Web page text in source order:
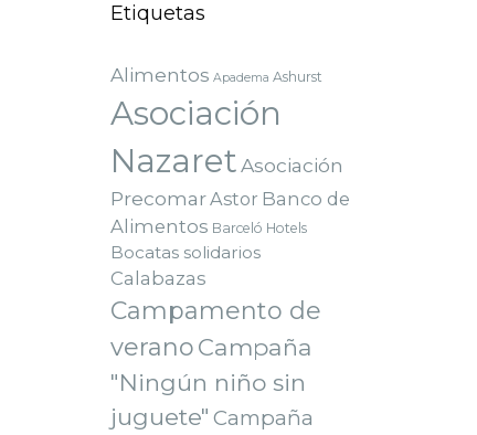
Etiquetas
Alimentos Apadema Ashurst
Asociación
NazaretAsociación
PrecomarAstor Banco de
Alimentos Barceló Hotels
Bocatas solidarios
Calabazas
Campamento de
verano Campaña
"Ningún niño sin
juguete" Campaña